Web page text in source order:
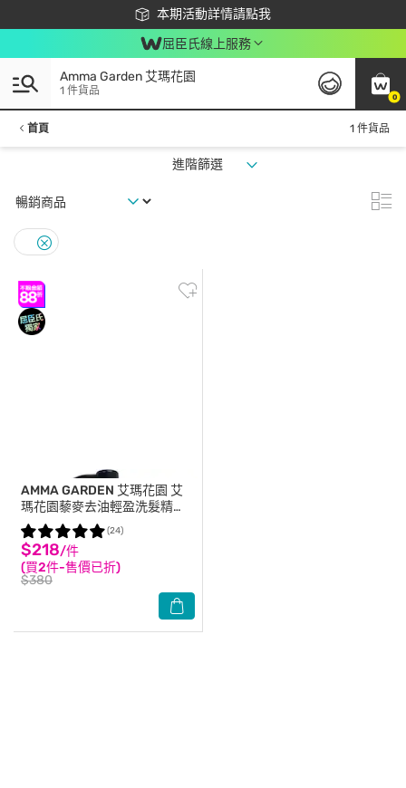
本期活動詳情請點我
下載app最高回饋$350
屈臣氏線上服務
0
Amma Garden 艾瑪花園
1 件貨品
首頁 1 件貨品
進階篩選
AMMA GARDEN 艾瑪花園 艾
瑪花園藜麥去油輕盈洗髮精
750ml
$218/件
(買2件-售價已折)
$380
(24)